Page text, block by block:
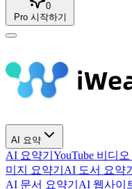
0
Pro 시작하기
AI 요약
AI 요약기 YouTube 비디오
미지 요약기 AI 도서 요약기
AI 문서 요약기 AI 웹사이